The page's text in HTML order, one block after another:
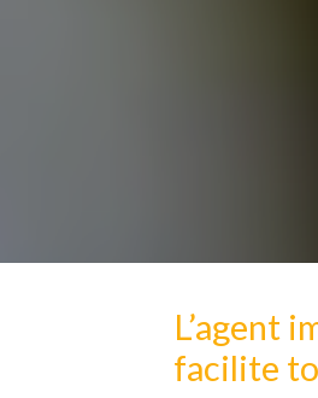
L’agent
facilite